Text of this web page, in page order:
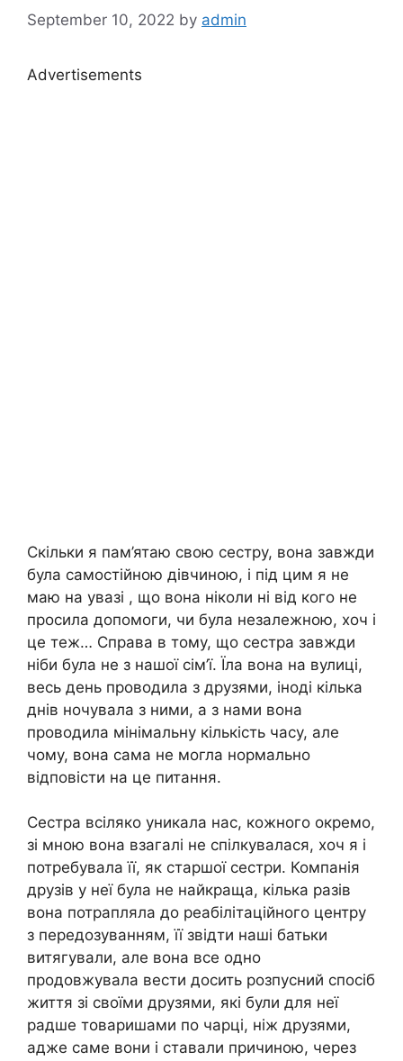
September 10, 2022 by admin
Advertisements
Скільки я пам’ятаю свою сестру, вона завжди
була самостійною дівчиною, і під цим я не
маю на увазі , що вона ніколи ні від кого не
просила допомоги, чи була незалежною, хоч і
це теж… Справа в тому, що сестра завжди
ніби була не з нашої сім’ї. Їла вона на вулиці,
весь день проводила з друзями, іноді кілька
днів ночувала з ними, а з нами вона
проводила мінімальну кількість часу, але
чому, вона сама не могла нормально
відповісти на це питання.
Сестра всіляко уникала нас, кожного окремо,
зі мною вона взагалі не спілкувалася, хоч я і
потребувала її, як старшої сестри. Компанія
друзів у неї була не найкраща, кілька разів
вона потрапляла до реабілітаційного центру
з передозуванням, її звідти наші батьки
витягували, але вона все одно
продовжувала вести досить розпусний спосіб
життя зі своїми друзями, які були для неї
радше товаришами по чарці, ніж друзями,
адже саме вони і ставали причиною, через